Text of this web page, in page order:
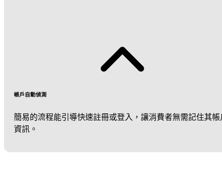
帳戶自動偵測
簡易的流程能引導快速註冊或登入，讓消費者無需記住其帳
資訊。